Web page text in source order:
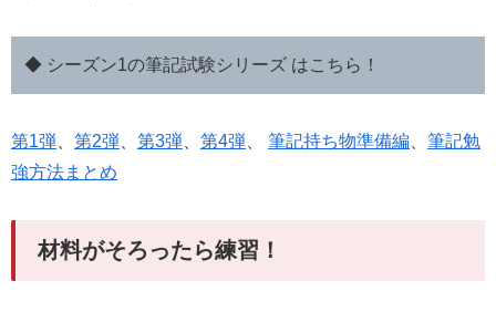
◆ シーズン1の筆記試験シリーズ はこちら！
第1弾 第2弾 第3弾 第4弾 筆記持ち物準備編
筆記勉
強方法まとめ
材料がそろったら練習！